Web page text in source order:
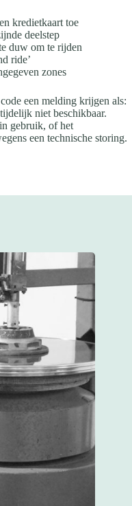
kredietkaart toe
deelstep
duw om te rijden
ride’
zones
een melding krijgen als:
niet beschikbaar.
gebruik, of het
een technische storing.